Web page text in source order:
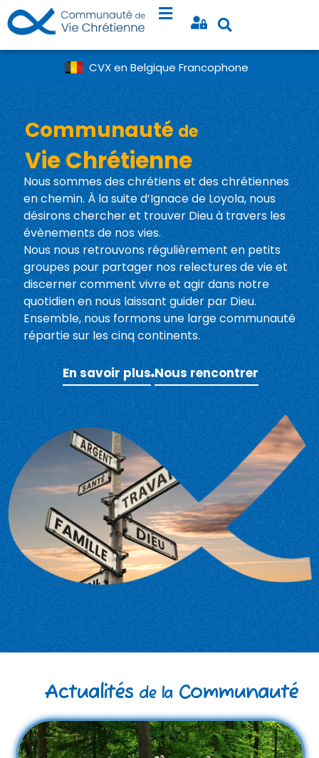
CVX en Belgique Francophone
Communauté de
Vie Chrétienne
Nous sommes des chrétiens et des chrétiennes
en chemin. À la suite d’Ignace de Loyola, nous
désirons chercher et trouver Dieu à travers les
évènements de nos vies.
Nous nous retrouvons régulièrement en petits
groupes pour partager nos relectures de vie et
discerner comment vivre et agir dans notre
quotidien en nous laissant guider par Dieu.
Ensemble, nous formons une large communauté
répartie sur les cinq continents.
En savoir plus Nous rencontrer
Actualités de la Communauté